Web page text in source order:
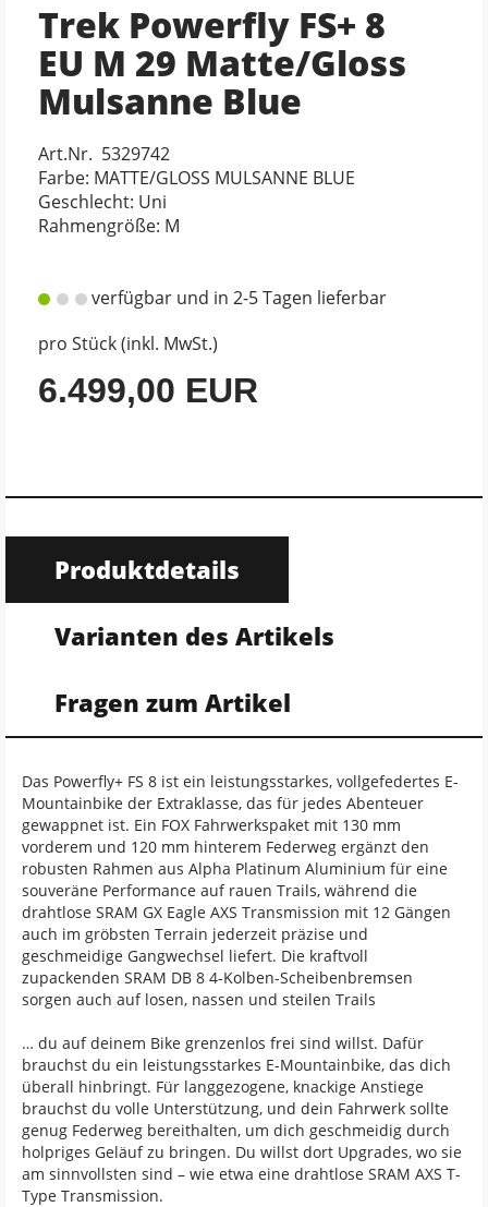
Trek Powerfly FS+ 8
EU M 29 Matte/Gloss
Mulsanne Blue
Art.Nr. 5329742
Farbe: MATTE/GLOSS MULSANNE BLUE
Geschlecht: Uni
Rahmengröße: M
verfügbar und in 2-5 Tagen lieferbar
pro Stück (inkl. MwSt.)
6.499,00 EUR
Produktdetails
Varianten des Artikels
Fragen zum Artikel
Das Powerfly+ FS 8 ist ein leistungsstarkes, vollgefedertes E-
Mountainbike der Extraklasse, das für jedes Abenteuer
gewappnet ist. Ein FOX Fahrwerkspaket mit 130 mm
vorderem und 120 mm hinterem Federweg ergänzt den
robusten Rahmen aus Alpha Platinum Aluminium für eine
souveräne Performance auf rauen Trails, während die
drahtlose SRAM GX Eagle AXS Transmission mit 12 Gängen
auch im gröbsten Terrain jederzeit präzise und
geschmeidige Gangwechsel liefert. Die kraftvoll
zupackenden SRAM DB 8 4-Kolben-Scheibenbremsen
sorgen auch auf losen, nassen und steilen Trails
… du auf deinem Bike grenzenlos frei sind willst. Dafür
brauchst du ein leistungsstarkes E-Mountainbike, das dich
überall hinbringt. Für langgezogene, knackige Anstiege
brauchst du volle Unterstützung, und dein Fahrwerk sollte
genug Federweg bereithalten, um dich geschmeidig durch
holpriges Geläuf zu bringen. Du willst dort Upgrades, wo sie
am sinnvollsten sind – wie etwa eine drahtlose SRAM AXS T-
Type Transmission.